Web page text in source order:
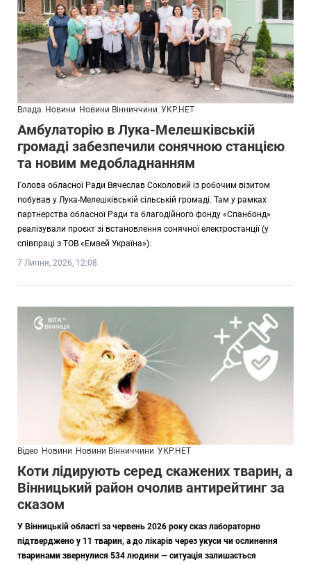
Влада Новини Новини Вінниччини УКР.НЕТ
Амбулаторію в Лука-Мелешківській
громаді забезпечили сонячною станцією
та новим медобладнанням
Голова обласної Ради Вячеслав Соколовий із робочим візитом
побував у Лука-Мелешківській сільській громаді. Там у рамках
партнерства обласної Ради та благодійного фонду «Спанбонд»
реалізували проєкт зі встановлення сонячної електростанції (у
співпраці з ТОВ «Емвей Україна»).
7 Липня, 2026, 12:08
Відео Новини Новини Вінниччини УКР.НЕТ
Коти лідирують серед скажених тварин, а
Вінницький район очолив антирейтинг за
сказом
У Вінницькій області за червень 2026 року сказ лабораторно
підтверджено у 11 тварин, а до лікарів через укуси чи ослинення
тваринами звернулися 534 людини — ситуація залишається